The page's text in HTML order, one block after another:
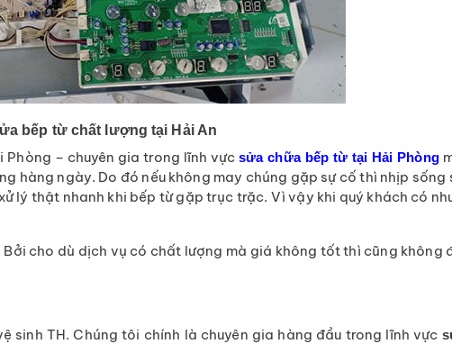
bếp từ chất lượng tại Hải An
Phòng – chuyên gia trong lĩnh vựcsửa chữa bếp từ tại Hải Phòng
hàng ngày. Do đó nếu không may chúng gặp sự cố thì nhịp
lý thật nhanh khi bếp từ gặp trục trặc. Vì vậy khi quý khách có
cho dù dịch vụ có chất lượng mà giá không tốt thì cũng không
TH. Chúng tôi chính là chuyên gia hàng đầu trong lĩnh vực